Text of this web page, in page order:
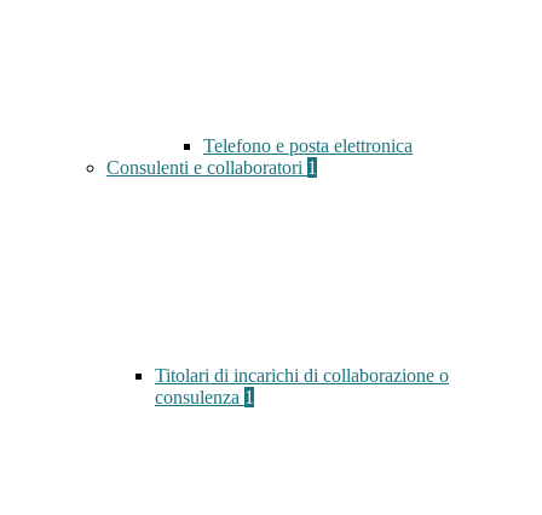
Telefono e posta elettronica
Consulenti e collaboratori 1
Titolari di incarichi di collaborazione o
consulenza 1